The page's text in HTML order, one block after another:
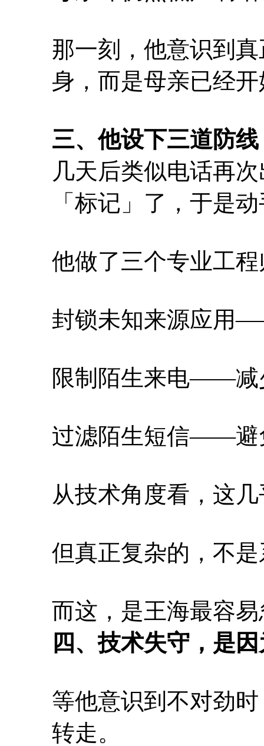
那一刻，他意识到
身，而是母亲已经
三、他设下三道防
几天后类似电话再
「标记」了，于是
他做了三个专业工
封锁未知来源应用
限制陌生来电——减
过滤陌生短信——避
从技术角度看，这
但真正复杂的，不
而这，是王海最容
四、技术失守，是
等他意识到不对劲
转走。